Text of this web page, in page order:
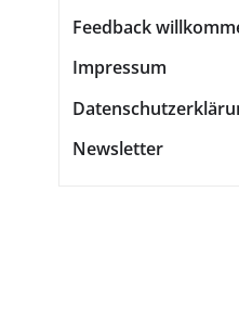
Feedback
Impressum
Newsletter